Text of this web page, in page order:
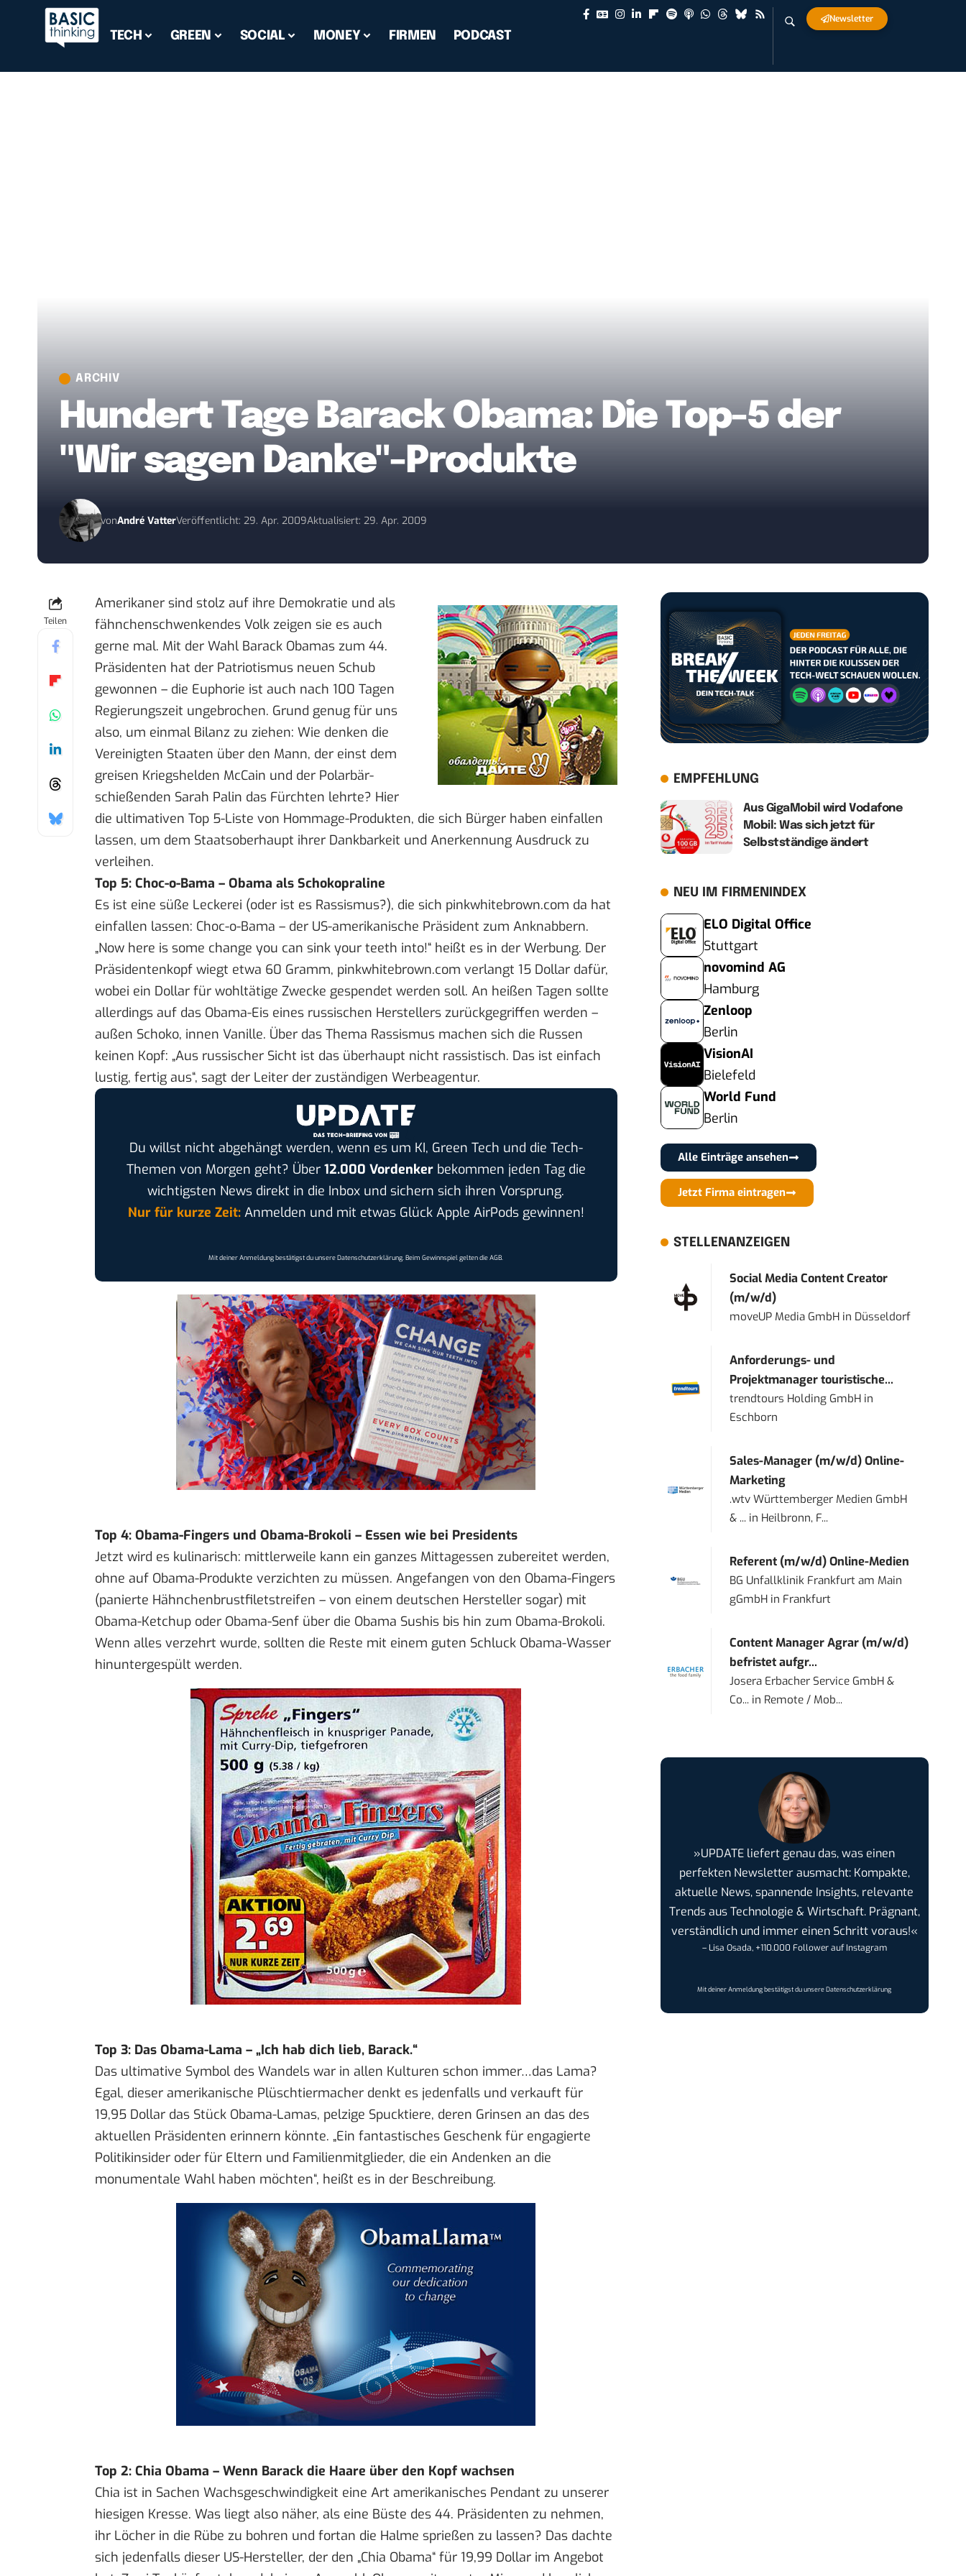
TECH GREEN SOCIAL MONEY FIRMEN PODCAST
Newsletter
ARCHIV
Hundert Tage Barack Obama: Die Top-5 der
"Wir sagen Danke"-Produkte
vonAndré VatterVeröffentlicht: 29. Apr. 2009Aktualisiert: 29. Apr. 2009
Teilen
Amerikaner sind stolz auf ihre Demokratie und als
fähnchenschwenkendes Volk zeigen sie es auch
gerne mal. Mit der Wahl Barack Obamas zum 44.
Präsidenten hat der Patriotismus neuen Schub
gewonnen – die Euphorie ist auch nach 100 Tagen
Regierungszeit ungebrochen. Grund genug für uns
also, um einmal Bilanz zu ziehen: Wie denken die
Vereinigten Staaten über den Mann, der einst dem
greisen Kriegshelden McCain und der Polarbär-
schießenden Sarah Palin das Fürchten lehrte? Hier
die ultimativen Top 5-Liste von Hommage-Produkten, die sich Bürger haben einfallen
lassen, um dem Staatsoberhaupt ihrer Dankbarkeit und Anerkennung Ausdruck zu
verleihen.
Top 5: Choc-o-Bama – Obama als Schokopraline
Es ist eine süße Leckerei (oder ist es Rassismus?), die sich pinkwhitebrown.com da hat
einfallen lassen: Choc-o-Bama – der US-amerikanische Präsident zum Anknabbern.
„Now here is some change you can sink your teeth into!“ heißt es in der Werbung. Der
Präsidentenkopf wiegt etwa 60 Gramm, pinkwhitebrown.com verlangt 15 Dollar dafür,
wobei ein Dollar für wohltätige Zwecke gespendet werden soll. An heißen Tagen sollte
allerdings auf das Obama-Eis eines russischen Herstellers zurückgegriffen werden –
außen Schoko, innen Vanille. Über das Thema Rassismus machen sich die Russen
keinen Kopf: „Aus russischer Sicht ist das überhaupt nicht rassistisch. Das ist einfach
lustig, fertig aus“, sagt der Leiter der zuständigen Werbeagentur.
Du willst nicht abgehängt werden, wenn es um KI, Green Tech und die Tech-
Themen von Morgen geht? Über 12.000 Vordenkerbekommen jeden Tag die
wichtigsten News direkt in die Inbox und sichern sich ihren Vorsprung.
Nur für kurze Zeit:Anmelden und mit etwas Glück Apple AirPods gewinnen!
Mit deiner Anmeldung bestätigst du unsereDatenschutzerklärung. Beim Gewinnspiel gelten dieAGB.
Top 4: Obama-Fingers und Obama-Brokoli – Essen wie bei Presidents
Jetzt wird es kulinarisch: mittlerweile kann ein ganzes Mittagessen zubereitet werden,
ohne auf Obama-Produkte verzichten zu müssen. Angefangen von den Obama-Fingers
(panierte Hähnchenbrustfiletstreifen – von einem deutschen Hersteller sogar) mit
Obama-Ketchup oder Obama-Senf über die Obama Sushis bis hin zum Obama-Brokoli.
Wenn alles verzehrt wurde, sollten die Reste mit einem guten Schluck Obama-Wasser
hinuntergespült werden.
Top 3: Das Obama-Lama – „Ich hab dich lieb, Barack.“
Das ultimative Symbol des Wandels war in allen Kulturen schon immer…das Lama?
Egal, dieser amerikanische Plüschtiermacher denkt es jedenfalls und verkauft für
19,95 Dollar das Stück Obama-Lamas, pelzige Spucktiere, deren Grinsen an das des
aktuellen Präsidenten erinnern könnte. „Ein fantastisches Geschenk für engagierte
Politikinsider oder für Eltern und Familienmitglieder, die ein Andenken an die
monumentale Wahl haben möchten“, heißt es in der Beschreibung.
Top 2: Chia Obama – Wenn Barack die Haare über den Kopf wachsen
Chia ist in Sachen Wachsgeschwindigkeit eine Art amerikanisches Pendant zu unserer
hiesigen Kresse. Was liegt also näher, als eine Büste des 44. Präsidenten zu nehmen,
ihr Löcher in die Rübe zu bohren und fortan die Halme sprießen zu lassen? Das dachte
sich jedenfalls dieser US-Hersteller, der den „Chia Obama“ für 19,99 Dollar im Angebot
EMPFEHLUNG
Aus GigaMobil wird Vodafone
Mobil: Was sich jetzt für
Selbstständige ändert
NEU IM FIRMENINDEX
ELO Digital Office
Stuttgart
novomind AG
Hamburg
Zenloop
Berlin
VisionAI
Bielefeld
World Fund
Berlin
Alle Einträge ansehen
Jetzt Firma eintragen
STELLENANZEIGEN
Social Media Content Creator
(m/w/d)
moveUP Media GmbH in Düsseldorf
Anforderungs- und
Projektmanager touristische...
trendtours Holding GmbH in
Eschborn
Sales-Manager (m/w/d) Online-
Marketing
.wtv Württemberger Medien GmbH
& ... in Heilbronn, F...
Referent (m/w/d) Online-Medien
BG Unfallklinik Frankfurt am Main
gGmbH in Frankfurt
Content Manager Agrar (m/w/d)
befristet aufgr...
Josera Erbacher Service GmbH &
Co... in Remote / Mob...
»UPDATE liefert genau das, was einen
perfekten Newsletter ausmacht: Kompakte,
aktuelle News, spannende Insights, relevante
Trends aus Technologie & Wirtschaft. Prägnant,
verständlich und immer einen Schritt voraus!«
– Lisa Osada, +110.000 Follower auf Instagram
Mit deiner Anmeldung bestätigst du unsereDatenschutzerklärung